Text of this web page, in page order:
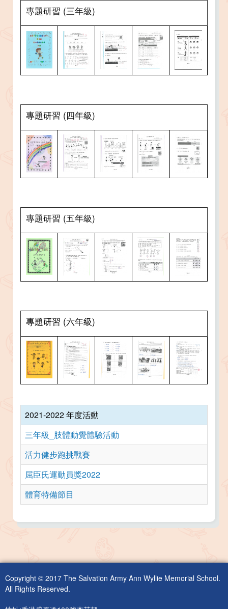
專題研習 (三年級)
專題研習 (四年級)
專題研習 (五年級)
專題研習 (六年級)
2021-2022 年度活動
三年級_肢體動覺體驗活動
活力健步跑挑戰賽
屈臣氏運動員獎2022
體育特備節目
Copyright © 2017 The Salvation Army Ann Wyllie Memorial School.
All Rights Reserved.